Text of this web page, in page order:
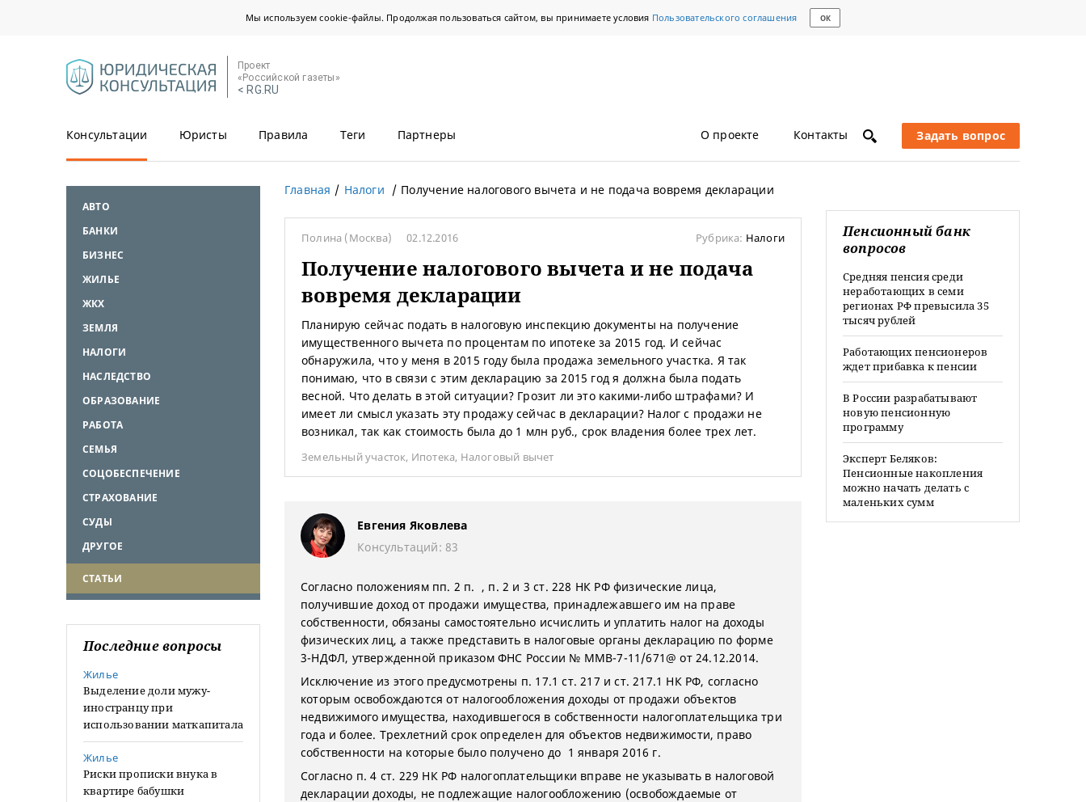
Мы используем cookie-файлы. Продолжая пользоваться сайтом, вы принимаете условия Пользовательского соглашения ОК
Проект
«Российской газеты»
< RG.RU
Консультации Юристы Правила Теги Партнеры О проекте Контакты Задать вопрос
АВТО
БАНКИ
БИЗНЕС
ЖИЛЬЕ
ЖКХ
ЗЕМЛЯ
НАЛОГИ
НАСЛЕДСТВО
ОБРАЗОВАНИЕ
РАБОТА
СЕМЬЯ
СОЦОБЕСПЕЧЕНИЕ
СТРАХОВАНИЕ
СУДЫ
ДРУГОЕ
СТАТЬИ
Последние вопросы
Жилье
Выделение доли мужу-
иностранцу при
использовании маткапитала
Жилье
Риски прописки внука в
квартире бабушки
Главная Налоги Получение налогового вычета и не подача вовремя декларации
Полина (Москва) 02.12.2016 Рубрика: Налоги
Получение налогового вычета и не подача
вовремя декларации
Планирую сейчас подать в налоговую инспекцию документы на получение
имущественного вычета по процентам по ипотеке за 2015 год. И сейчас
обнаружила, что у меня в 2015 году была продажа земельного участка. Я так
понимаю, что в связи с этим декларацию за 2015 год я должна была подать
весной. Что делать в этой ситуации? Грозит ли это какими-либо штрафами? И
имеет ли смысл указать эту продажу сейчас в декларации? Налог с продажи не
возникал, так как стоимость была до 1 млн руб., срок владения более трех лет.
Земельный участок, Ипотека, Налоговый вычет
Евгения Яковлева
Консультаций: 83
Согласно положениям пп. 2 п. , п. 2 и 3 ст. 228 НК РФ физические лица,
получившие доход от продажи имущества, принадлежавшего им на праве
собственности, обязаны самостоятельно исчислить и уплатить налог на доходы
физических лиц, а также представить в налоговые органы декларацию по форме
3-НДФЛ, утвержденной приказом ФНС России № ММВ-7-11/671@ от 24.12.2014.
Исключение из этого предусмотрены п. 17.1 ст. 217 и ст. 217.1 НК РФ, согласно
которым освобождаются от налогообложения доходы от продажи объектов
недвижимого имущества, находившегося в собственности налогоплательщика три
года и более. Трехлетний срок определен для объектов недвижимости, право
собственности на которые было получено до 1 января 2016 г.
Согласно п. 4 ст. 229 НК РФ налогоплательщики вправе не указывать в налоговой
декларации доходы, не подлежащие налогообложению (освобождаемые от
Пенсионный банк
вопросов
Средняя пенсия среди
неработающих в семи
регионах РФ превысила 35
тысяч рублей
Работающих пенсионеров
ждет прибавка к пенсии
В России разрабатывают
новую пенсионную
программу
Эксперт Беляков:
Пенсионные накопления
можно начать делать с
маленьких сумм